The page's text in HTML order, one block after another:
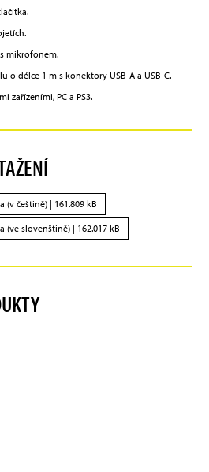
mikrofonem.
o délce 1 m s konektory USB-A a USB-C.
zařízeními, PC a PS3.
(v češtině) | 161.809 kB
(ve slovenštině) | 162.017 kB